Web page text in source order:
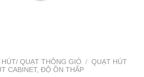
QUẠT THÔNG GIÓ / QUẠT HÚT
CABINET, ĐỘ ỒN THẤP